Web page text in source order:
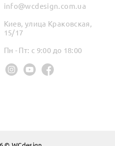
info@wcdesign.com.ua
Киев, улица Краковская,
15/17
Пн - Пт: с 9:00 до 18:00